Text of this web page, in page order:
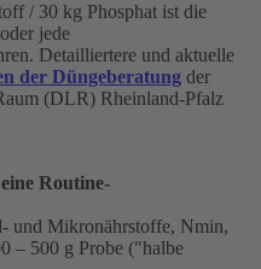
/ 30 kg Phosphat ist die
jede
. Detailliertere und aktuelle
der Düngeberatung der
(DLR) Rheinland-Pfalz
Routine-
und Mikronährstoffe, Nmin,
– 500 g Probe ("halbe